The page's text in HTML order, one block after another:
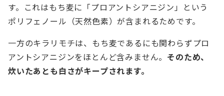
す。これはもち麦に「プロアントシアニジン」という
ポリフェノール（天然色素）が含まれるためです。
一方のキラリモチは、もち麦であるにも関わらずプロ
アントシアニジンをほとんど含みません。 そのため、
炊いたあとも白さがキープされます。